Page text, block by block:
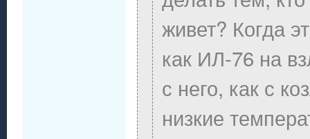
живет? Когда
как ИЛ-76 на
с него, как с
низкие